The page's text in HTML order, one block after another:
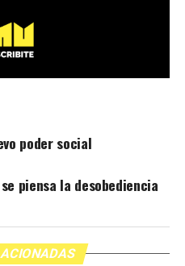
poder social
piensa la desobediencia